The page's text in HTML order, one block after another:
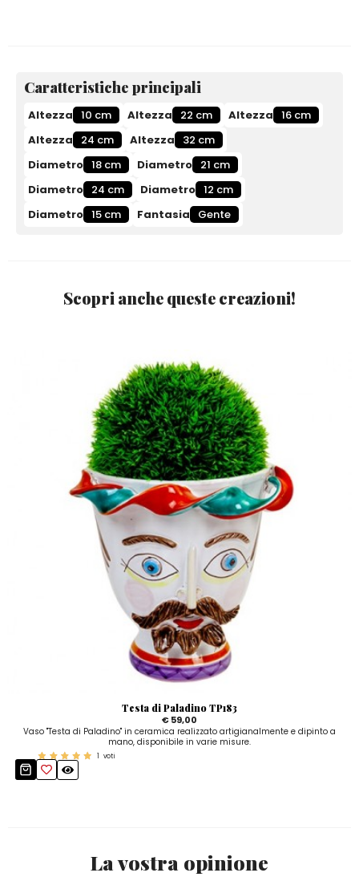
Caratteristiche principali
Altezza 10 cm Altezza 22 cm Altezza 16 cm
Altezza
24 cm Altezza
32 cm
Diametro 18 cm Diametro 21 cm
Diametro 24 cm Diametro 12 cm
Diametro 15 cm Fantasia Gente
Scopri anche queste creazioni!
Testa di Paladino TP183
€ 59,00
Vaso "Testa di Paladino" in ceramica realizzato artigianalmente e dipinto a
mano, disponibile in varie misure.
1 voti
La vostra opinione